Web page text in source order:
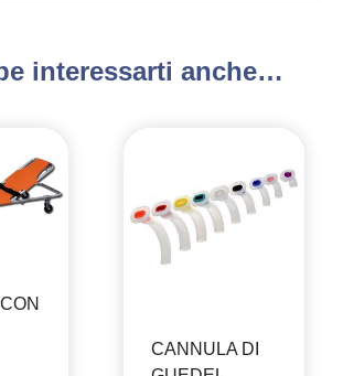
interessarti anche…
CANNULA DI